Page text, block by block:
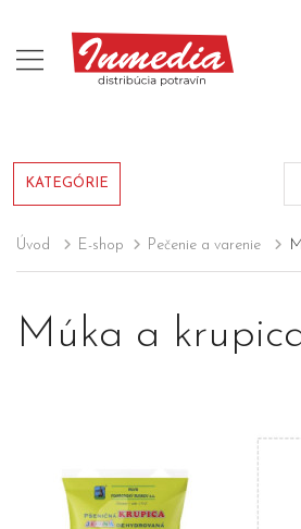
KATEGÓRIE
Úvod E-shop Pečenie a varenie
Múka a